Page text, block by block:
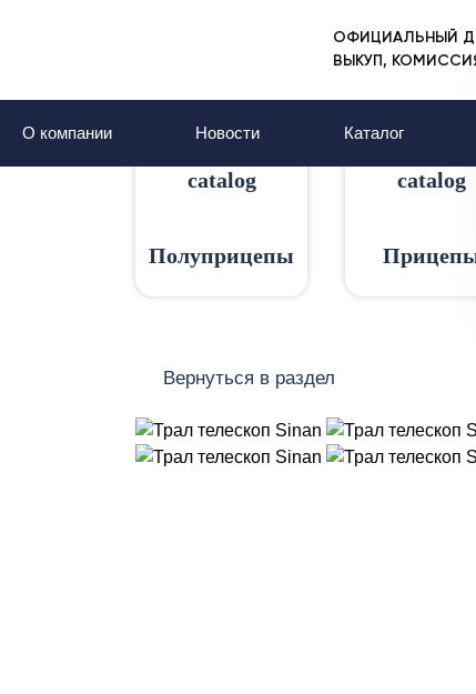
ОФИЦИАЛЬНЫЙ
ВЫКУП,
О компании Новости Каталог
Полуприцепы
Трал телескоп
Полуприцепы
Вернуться в раздел